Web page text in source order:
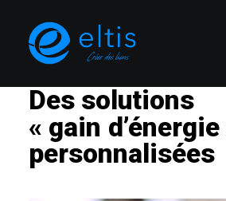
Des solutions
« gain d’énergie
personnalisées